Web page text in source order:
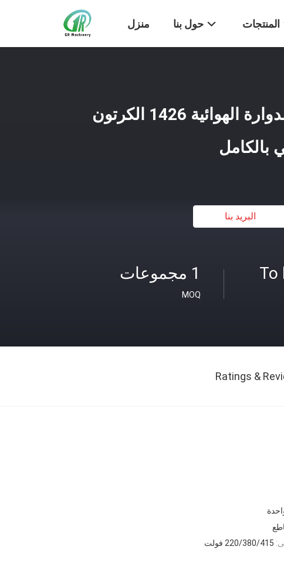
منزل حول بنا المنتجات
آلة قطع القوالب الدوارة الهوائية 1426 الكرتون
بالكامل
البريد بنا
1 مجموعات
MOQ
To
Ratings &
220/380/415 فولت